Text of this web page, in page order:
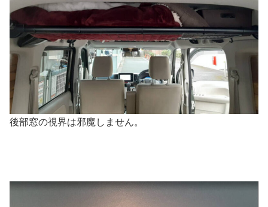
後部窓の視界は邪魔しません。